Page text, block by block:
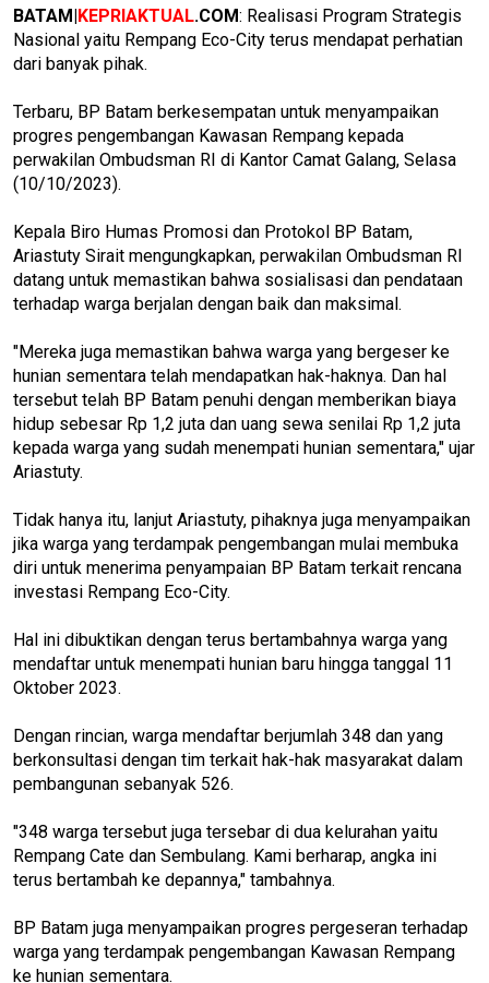
BATAM|KEPRIAKTUAL.COM: Realisasi Program Strategis
Nasional yaitu Rempang Eco-City terus mendapat perhatian
dari banyak pihak.
Terbaru, BP Batam berkesempatan untuk menyampaikan
progres pengembangan Kawasan Rempang kepada
perwakilan Ombudsman RI di Kantor Camat Galang, Selasa
(10/10/2023).
Kepala Biro Humas Promosi dan Protokol BP Batam,
Ariastuty Sirait mengungkapkan, perwakilan Ombudsman RI
datang untuk memastikan bahwa sosialisasi dan pendataan
terhadap warga berjalan dengan baik dan maksimal.
"Mereka juga memastikan bahwa warga yang bergeser ke
hunian sementara telah mendapatkan hak-haknya. Dan hal
tersebut telah BP Batam penuhi dengan memberikan biaya
hidup sebesar Rp 1,2 juta dan uang sewa senilai Rp 1,2 juta
kepada warga yang sudah menempati hunian sementara," ujar
Ariastuty.
Tidak hanya itu, lanjut Ariastuty, pihaknya juga menyampaikan
jika warga yang terdampak pengembangan mulai membuka
diri untuk menerima penyampaian BP Batam terkait rencana
investasi Rempang Eco-City.
Hal ini dibuktikan dengan terus bertambahnya warga yang
mendaftar untuk menempati hunian baru hingga tanggal 11
Oktober 2023.
Dengan rincian, warga mendaftar berjumlah 348 dan yang
berkonsultasi dengan tim terkait hak-hak masyarakat dalam
pembangunan sebanyak 526.
"348 warga tersebut juga tersebar di dua kelurahan yaitu
Rempang Cate dan Sembulang. Kami berharap, angka ini
terus bertambah ke depannya," tambahnya.
BP Batam juga menyampaikan progres pergeseran terhadap
warga yang terdampak pengembangan Kawasan Rempang
ke hunian sementara.